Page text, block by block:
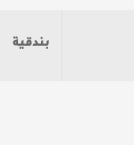
بندقية